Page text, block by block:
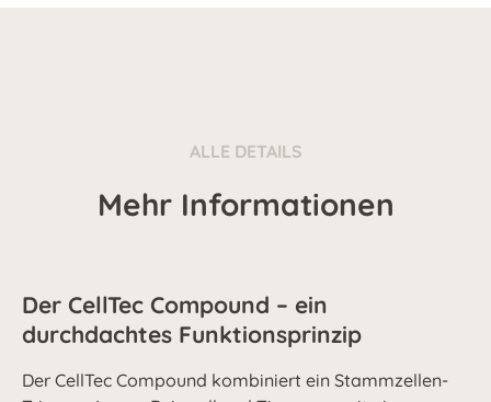
ALLE DETAILS
Mehr Informationen
Der CellTec Compound – ein
durchdachtes Funktionsprinzip
Der CellTec Compound kombiniert ein Stammzellen-